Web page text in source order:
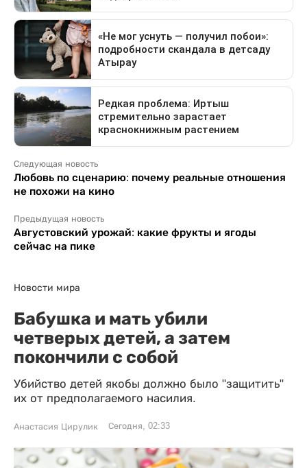
Следующая новость
Любовь по сценарию: почему реальные отношения
не похожи на кино
Предыдущая новость
Августовский урожай: какие фрукты и ягоды
сейчас на пике
Новости мира
Бабушка и мать убили
четверых детей, а затем
покончили с собой
Убийство детей якобы должно было "защитить"
их от предполагаемого насилия.
Анастасия Цирулик Сегодня, 02:33